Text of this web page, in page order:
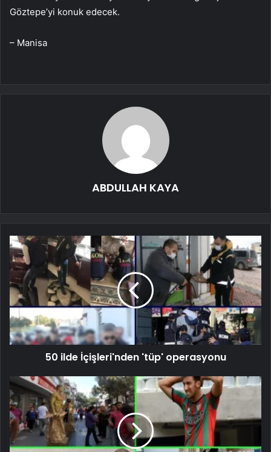
Göztepe’yi konuk edecek.
– Manisa
ABDULLAH KAYA
50 ilde İçişleri'nden 'tüp' operasyonu